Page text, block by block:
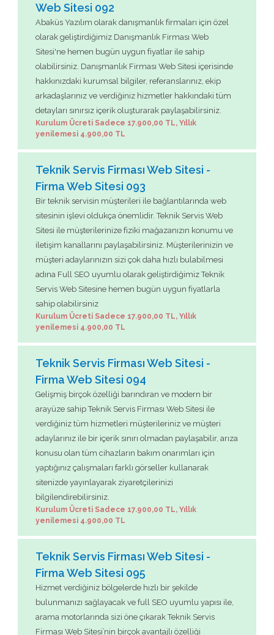
Web Sitesi 092
Abaküs Yazılım olarak danışmanlık firmaları için özel
olarak geliştirdiğimiz Danışmanlık Firması Web
Sitesi'ne hemen bugün uygun fiyatlar ile sahip
olabilirsiniz. Danışmanlık Firması Web Sitesi içerisinde
hakkınızdaki kurumsal bilgiler, referanslarınız, ekip
arkadaşlarınız ve verdiğiniz hizmetler hakkındaki tüm
detayları sınırsız içerik oluşturarak paylaşabilirsiniz.
Kurulum Ücreti Sadece 17.900,00 TL, Yıllık
yenilemesi 4.900,00 TL
Teknik Servis Firması Web Sitesi -
Firma Web Sitesi 093
Bir teknik servisin müşterileri ile bağlantılarında web
sitesinin işlevi oldukça önemlidir. Teknik Servis Web
Sitesi ile müşterilerinize fiziki mağazanızın konumu ve
iletişim kanallarını paylaşabilirsiniz. Müşterilerinizin ve
müşteri adaylarınızın sizi çok daha hızlı bulabilmesi
adına Full SEO uyumlu olarak geliştirdiğimiz Teknik
Servis Web Sitesine hemen bugün uygun fiyatlarla
sahip olabilirsiniz
Kurulum Ücreti Sadece 17.900,00 TL, Yıllık
yenilemesi 4.900,00 TL
Teknik Servis Firması Web Sitesi -
Firma Web Sitesi 094
Gelişmiş birçok özelliği barındıran ve modern bir
arayüze sahip Teknik Servis Firması Web Sitesi ile
verdiğiniz tüm hizmetleri müşterileriniz ve müşteri
adaylarınız ile bir içerik sınırı olmadan paylaşabilir, arıza
konusu olan tüm cihazların bakım onarımları için
yaptığınız çalışmaları farklı görseller kullanarak
sitenizde yayınlayarak ziyaretçilerinizi
bilgilendirebilirsiniz.
Kurulum Ücreti Sadece 17.900,00 TL, Yıllık
yenilemesi 4.900,00 TL
Teknik Servis Firması Web Sitesi -
Firma Web Sitesi 095
Hizmet verdiğiniz bölgelerde hızlı bir şekilde
bulunmanızı sağlayacak ve full SEO uyumlu yapısı ile,
arama motorlarında sizi öne çıkarak Teknik Servis
Firması Web Sitesi’nin birçok avantajlı özelliği